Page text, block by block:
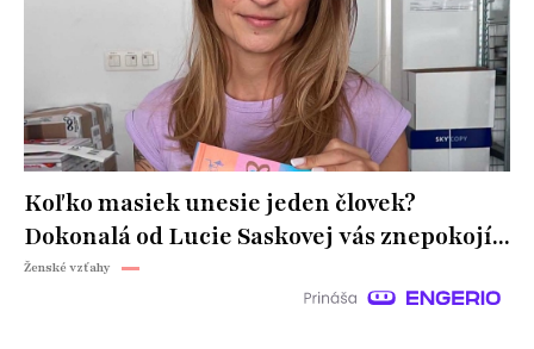
Koľko masiek unesie jeden človek?
Dokonalá od Lucie Saskovej vás znepokojí...
Ženské vzťahy